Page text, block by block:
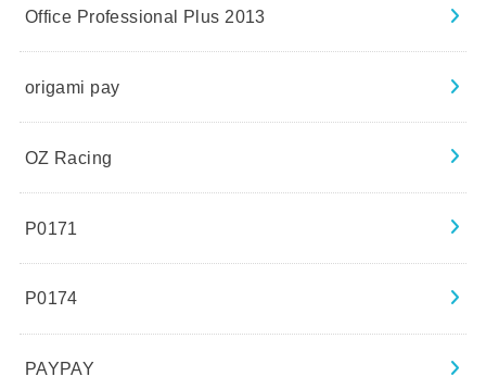
Office Professional Plus 2013
origami pay
OZ Racing
P0171
P0174
PAYPAY